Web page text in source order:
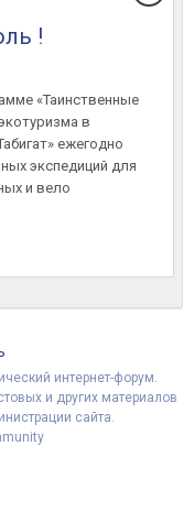
!
«Таинственные
в
ежегодно
экспедиций для
и вело
интернет-форум.
и других материалов
сайта.